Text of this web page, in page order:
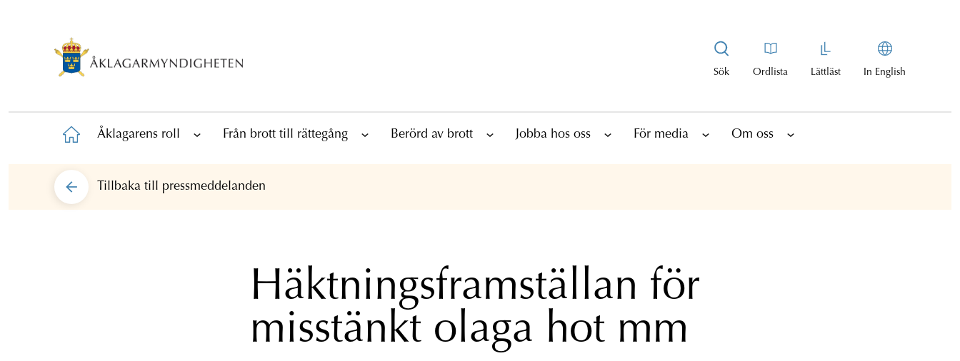
Sök Ordlista Lättläst In English
Åklagarens roll Från brott till rättegång Berörd av brott Jobba hos oss För media Om oss
Tillbaka till pressmeddelanden
Häktningsframställan för
misstänkt olaga hot mm